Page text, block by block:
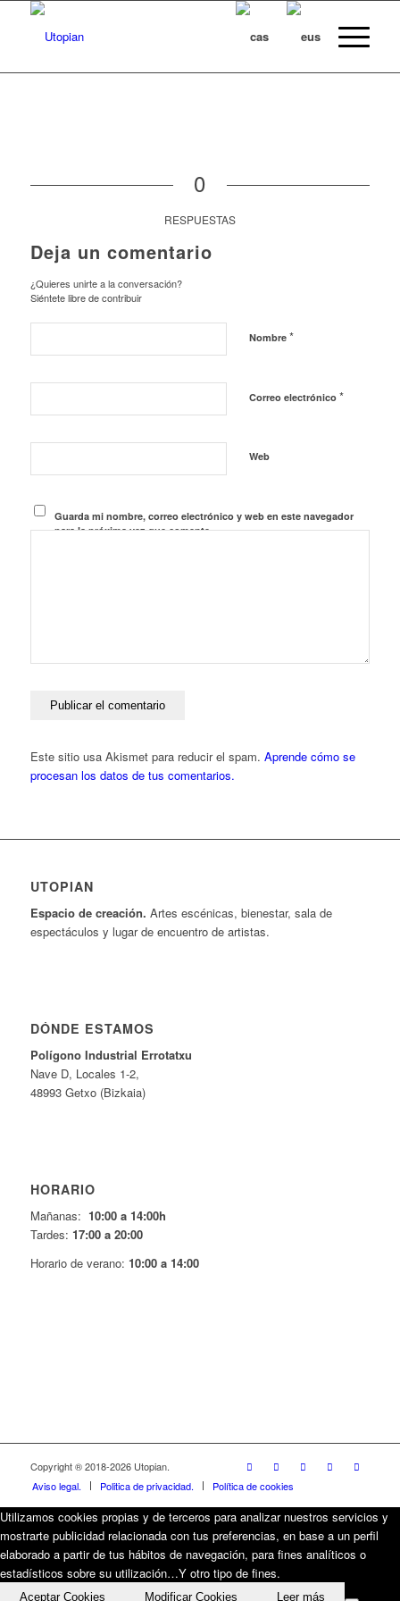
0
RESPUESTAS
Deja un comentario
¿Quieres unirte a la conversación?
Siéntete libre de contribuir
Nombre *
Correo electrónico *
Web
Guarda mi nombre, correo electrónico y web en este navegador
para la próxima vez que comente.
Este sitio usa Akismet para reducir el spam. Aprende cómo se
procesan los datos de tus comentarios.
UTOPIAN
Espacio de creación. Artes escénicas, bienestar, sala de
espectáculos y lugar de encuentro de artistas.
DÓNDE ESTAMOS
Polígono Industrial Errotatxu
Nave D, Locales 1-2,
48993 Getxo (Bizkaia)
HORARIO
Mañanas: 10:00 a 14:00h
Tardes: 17:00 a 20:00
Horario de verano: 10:00 a 14:00
Copyright ® 2018-2026 Utopian.
Aviso legal.
Politica de privacidad. Política de cookies
Utilizamos cookies propias y de terceros para analizar nuestros servicios y
mostrarte publicidad relacionada con tus preferencias, en base a un perfil
elaborado a partir de tus hábitos de navegación, para fines analíticos o
estadísticos sobre su utilización…Y otro tipo de fines.
Aceptar Cookies Modificar Cookies Leer más